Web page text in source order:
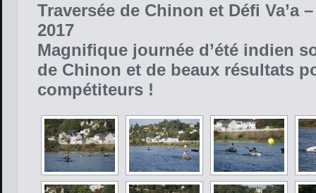
Traversée de Chinon et Défi Va’a
2017
Magnifique journée d’été indien
de Chinon et de beaux résultats
compétiteurs !